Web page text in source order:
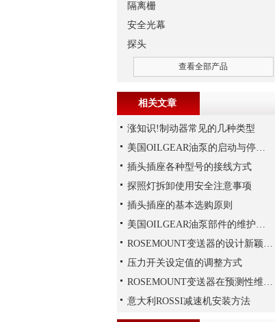
隔离栅
安全光幕
探头
查看全部产品
相关文章
涨知识!制动器常见的几种类型
美国OILGEAR油泵的启动与停机操作注意
插头插座各种型号的接线方式
探照灯拆卸使用安全注意事项
插头插座的基本选购原则
美国OILGEAR油泵部件的维护和修理
ROSEMOUNT变送器的设计新颖性且使用安全性
压力开关设定值的调整方式
ROSEMOUNT变送器在预测性维护与数字化工厂中的实战应用
意大利ROSSI减速机安装方法